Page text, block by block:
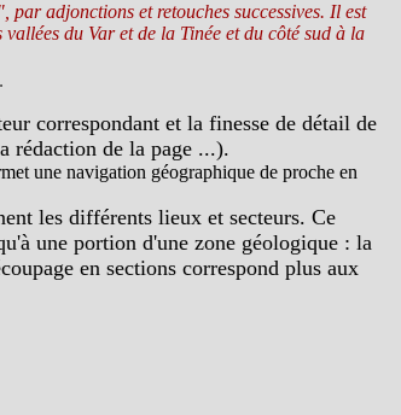
par adjonctions et retouches successives. Il est
du Var et de la Tinée et du côté sud à la
.
correspondant et la finesse de détail de
rédaction de la page ...).
une navigation géographique de proche en
les différents lieux et secteurs. Ce
une portion d'une zone géologique : la
en sections correspond plus aux